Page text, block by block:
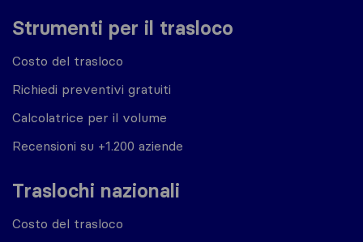
Strumenti per il trasloco
Costo del trasloco
Richiedi preventivi gratuiti
Calcolatrice per il volume
Recensioni su +1.200 aziende
Traslochi nazionali
Costo del trasloco